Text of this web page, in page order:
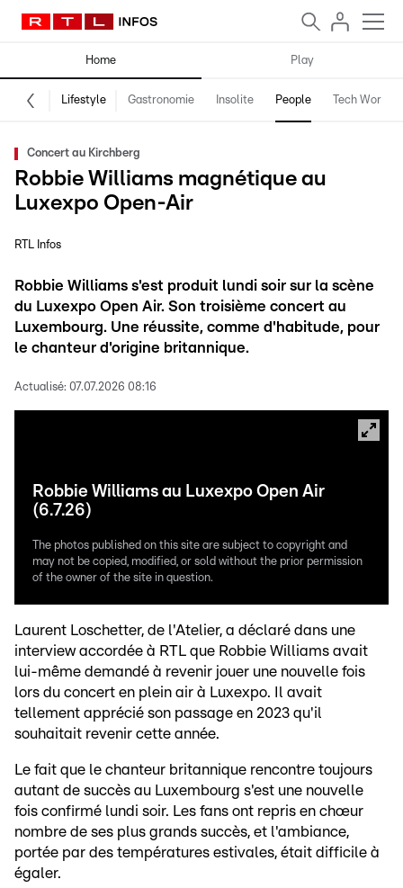
Home Play
Lifestyle Gastronomie Insolite People Tech World
Concert au Kirchberg
Robbie Williams magnétique au
Luxexpo Open-Air
RTL Infos
Robbie Williams s'est produit lundi soir sur la scène
du Luxexpo Open Air. Son troisième concert au
Luxembourg. Une réussite, comme d'habitude, pour
le chanteur d'origine britannique.
Actualisé: 07.07.2026 08:16
Robbie Williams au Luxexpo Open Air
(6.7.26)
The photos published on this site are subject to copyright and
may not be copied, modified, or sold without the prior permission
of the owner of the site in question.
Laurent Loschetter, de l'Atelier, a déclaré dans une
interview accordée à RTL que Robbie Williams avait
lui-même demandé à revenir jouer une nouvelle fois
lors du concert en plein air à Luxexpo. Il avait
tellement apprécié son passage en 2023 qu'il
souhaitait revenir cette année.
Le fait que le chanteur britannique rencontre toujours
autant de succès au Luxembourg s'est une nouvelle
fois confirmé lundi soir. Les fans ont repris en chœur
nombre de ses plus grands succès, et l'ambiance,
portée par des températures estivales, était difficile à
égaler.